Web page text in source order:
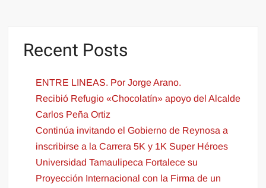
Recent Posts
ENTRE LINEAS. Por Jorge Arano.
Recibió Refugio «Chocolatín» apoyo del Alcalde
Carlos Peña Ortiz
Continúa invitando el Gobierno de Reynosa a
inscribirse a la Carrera 5K y 1K Super Héroes
Universidad Tamaulipeca Fortalece su
Proyección Internacional con la Firma de un